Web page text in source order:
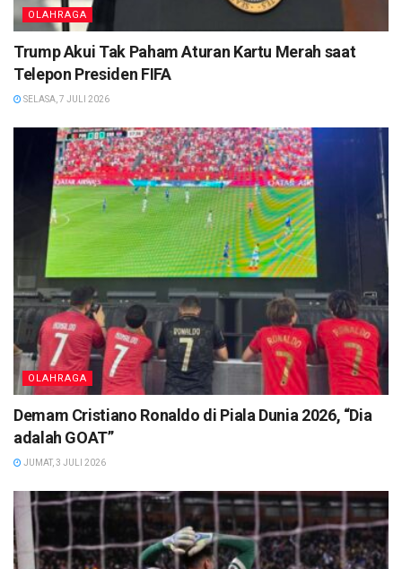
OLAHRAGA
Trump Akui Tak Paham Aturan Kartu Merah saat
Telepon Presiden FIFA
SELASA, 7 JULI 2026
OLAHRAGA
Demam Cristiano Ronaldo di Piala Dunia 2026, “Dia
adalah GOAT”
JUMAT, 3 JULI 2026